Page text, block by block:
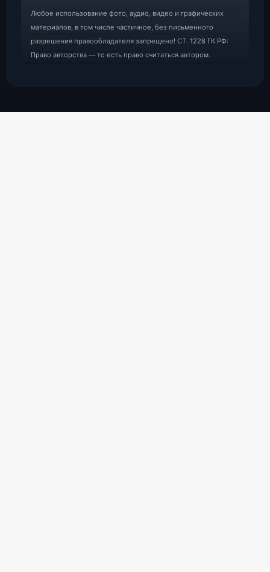
Любое использование фото, аудио, видео и графических
материалов, в том числе частичное, без письменного
разрешения правообладателя запрещено! СТ. 1228 ГК РФ:
Право авторства — то есть право считаться автором.